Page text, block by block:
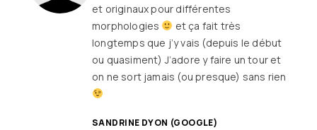
et originaux pour différentes
morphologies
et ça fait très
longtemps que j’y vais (depuis le début
ou quasiment) J’adore y faire un tour et
on ne sort jamais (ou presque) sans rien
SANDRINE DYON (GOOGLE)